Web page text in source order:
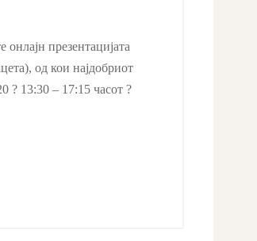
презентацијата
од кои најдобриот
? 13:30 – 17:15 часот ?